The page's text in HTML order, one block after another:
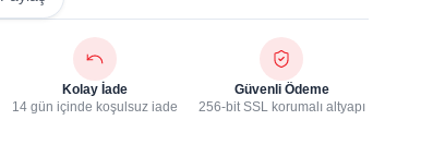
Kolay İade
14 gün içinde koşulsuz iade
Güvenli Ödeme
256-bit SSL korumalı altyapı